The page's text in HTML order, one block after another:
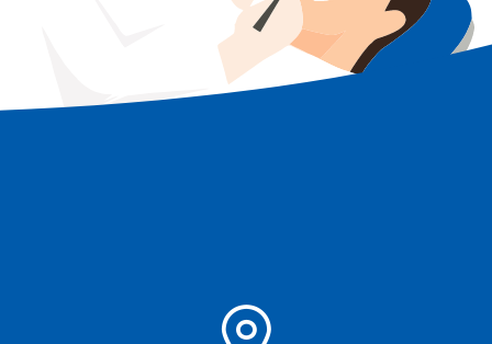
Contactgegevens